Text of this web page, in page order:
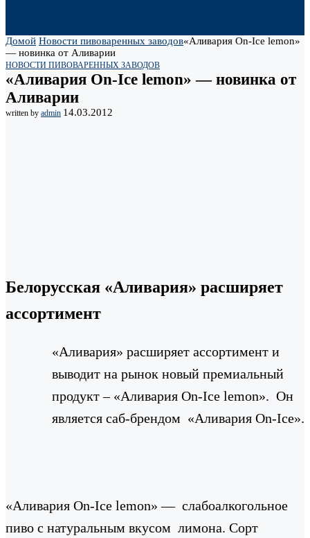
Домой Новости пивоваренных заводов«Аливария On-Ice lemon»
— новинка от Аливарии
НОВОСТИ ПИВОВАРЕННЫХ ЗАВОДОВ
«Аливария On-Ice lemon» — новинка от
Аливарии
written by admin 14.03.2012
Белорусская «Аливария» расширяет
ассортимент
«Аливария» расширяет ассортимент и
выводит на рынок новый премиальный
продукт – «Аливария On-Ice lemon». Он
является саб-брендом «Аливария On-Ice».
«Аливария On-Ice lemon» — слабоалкогольное
пиво с натуральным вкусом лимона. Сорт